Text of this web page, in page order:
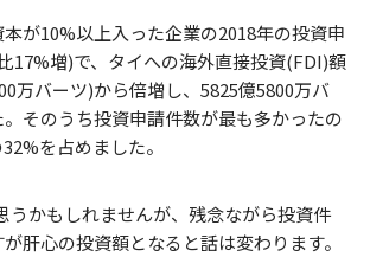
が10%以上入った企業の2018年の投資申
17%増)で、タイへの海外直接投資(FDI)額
万バーツ)から倍増し、5825億5800万バ
そのうち投資申請件数が最も多かったの
を占めました。
うかもしれませんが、残念ながら投資件
肝心の投資額となると話は変わります。